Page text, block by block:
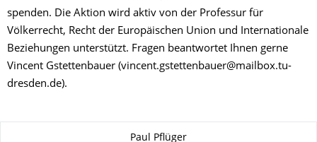
spenden. Die Aktion wird aktiv von der Professur für
Völkerrecht, Recht der Europäischen Union und Internationale
Beziehungen unterstützt. Fragen beantwortet Ihnen gerne
Vincent Gstettenbauer (vincent.gstettenbauer@mailbox.tu-
dresden.de).
Paul Pflüger